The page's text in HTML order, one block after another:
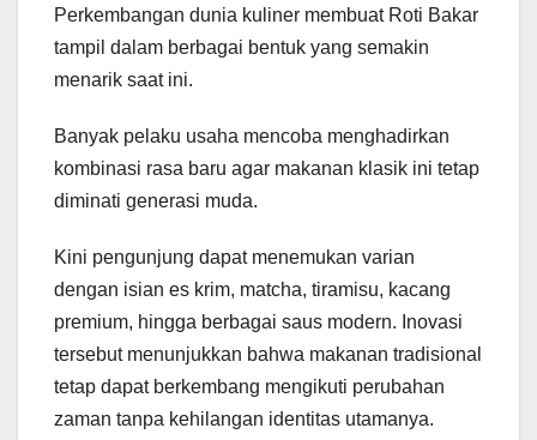
Perkembangan dunia kuliner membuat Roti Bakar
tampil dalam berbagai bentuk yang semakin
menarik saat ini.
Banyak pelaku usaha mencoba menghadirkan
kombinasi rasa baru agar makanan klasik ini tetap
diminati generasi muda.
Kini pengunjung dapat menemukan varian
dengan isian es krim, matcha, tiramisu, kacang
premium, hingga berbagai saus modern. Inovasi
tersebut menunjukkan bahwa makanan tradisional
tetap dapat berkembang mengikuti perubahan
zaman tanpa kehilangan identitas utamanya.